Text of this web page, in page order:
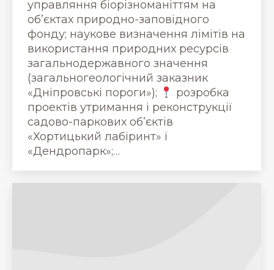
управляння біорізноманіттям на
об’єктах природно-заповідного
фонду; наукове визначення лімітів на
використання природних ресурсів
загальнодержавного значення
(загальногеологічний заказник
«Дніпровські пороги»);
розробка
проектів утримання і реконструкції
садово-паркових об’єктів
«Хортицький лабіринт» і
«Дендропарк»;…